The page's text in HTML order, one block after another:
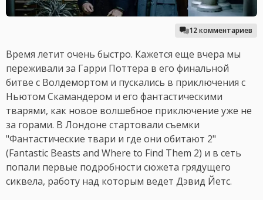
12 комментариев
Время летит очень быстро. Кажется еще вчера мы
переживали за Гарри Поттера в его финальной
битве с Волдемортом и пускались в приключения с
Ньютом Скамандером и его фантастическими
тварями, как новое волшебное приключение уже не
за горами. В Лондоне стартовали съемки
"Фантастические твари и где они обитают 2"
(Fantastic Beasts and Where to Find Them 2) и в сеть
попали первые подробности сюжета грядущего
сиквела, работу над которым ведет Дэвид Йетс.